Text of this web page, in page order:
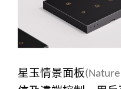
星玉情景面板(